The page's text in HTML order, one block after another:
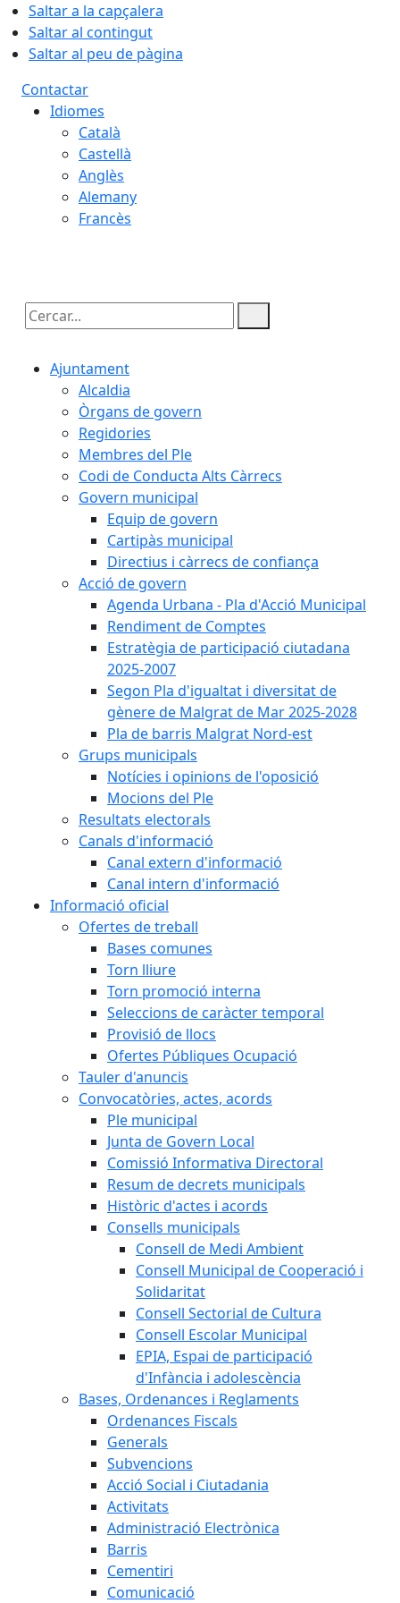
Saltar a la capçalera
Saltar al contingut
Saltar al peu de pàgina
Contactar
Idiomes
Català
Castellà
Anglès
Alemany
Francès
Cercar:
Ajuntament
Alcaldia
Òrgans de govern
Regidories
Membres del Ple
Codi de Conducta Alts Càrrecs
Govern municipal
Equip de govern
Cartipàs municipal
Directius i càrrecs de confiança
Acció de govern
Agenda Urbana - Pla d'Acció Municipal
Rendiment de Comptes
Estratègia de participació ciutadana
2025-2007
Segon Pla d'igualtat i diversitat de
gènere de Malgrat de Mar 2025-2028
Pla de barris Malgrat Nord-est
Grups municipals
Notícies i opinions de l'oposició
Mocions del Ple
Resultats electorals
Canals d'informació
Canal extern d'informació
Canal intern d'informació
Informació oficial
Ofertes de treball
Bases comunes
Torn lliure
Torn promoció interna
Seleccions de caràcter temporal
Provisió de llocs
Ofertes Públiques Ocupació
Tauler d'anuncis
Convocatòries, actes, acords
Ple municipal
Junta de Govern Local
Comissió Informativa Directoral
Resum de decrets municipals
Històric d'actes i acords
Consells municipals
Consell de Medi Ambient
Consell Municipal de Cooperació i
Solidaritat
Consell Sectorial de Cultura
Consell Escolar Municipal
EPIA, Espai de participació
d'Infància i adolescència
Bases, Ordenances i Reglaments
Ordenances Fiscals
Generals
Subvencions
Acció Social i Ciutadania
Activitats
Administració Electrònica
Barris
Cementiri
Comunicació